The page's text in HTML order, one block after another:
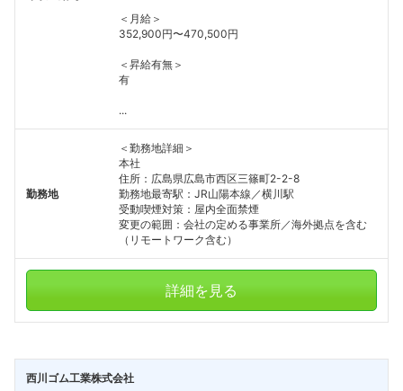
＜月給＞
352,900円〜470,500円
＜昇給有無＞
有
...
勤務地
＜勤務地詳細＞
本社
住所：広島県広島市西区三篠町2-2-8
勤務地最寄駅：JR山陽本線／横川駅
受動喫煙対策：屋内全面禁煙
変更の範囲：会社の定める事業所／海外拠点を含む
（リモートワーク含む）
詳細を見る
西川ゴム工業株式会社